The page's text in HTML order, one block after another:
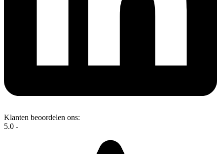
Klanten beoordelen ons:
5.0 -